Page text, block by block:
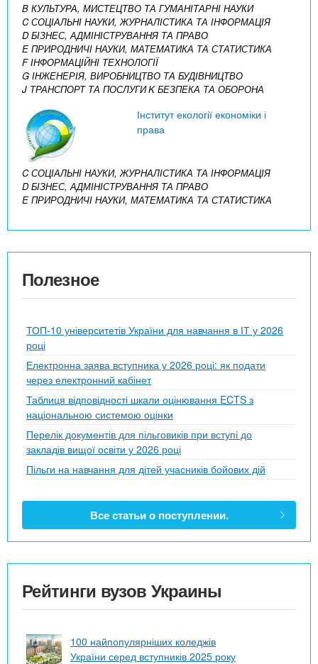
B КУЛЬТУРА, МИСТЕЦТВО ТА ГУМАНІТАРНІ НАУКИ
C СОЦІАЛЬНІ НАУКИ, ЖУРНАЛІСТИКА ТА ІНФОРМАЦІЯ
D БІЗНЕС, АДМІНІСТРУВАННЯ ТА ПРАВО
E ПРИРОДНИЧІ НАУКИ, МАТЕМАТИКА ТА СТАТИСТИКА
F ІНФОРМАЦІЙНІ ТЕХНОЛОГІЇ
G ІНЖЕНЕРІЯ, ВИРОБНИЦТВО ТА БУДІВНИЦТВО
J ТРАНСПОРТ ТА ПОСЛУГИK БЕЗПЕКА ТА ОБОРОНА
Інститут екології економіки і
права
C СОЦІАЛЬНІ НАУКИ, ЖУРНАЛІСТИКА ТА ІНФОРМАЦІЯ
D БІЗНЕС, АДМІНІСТРУВАННЯ ТА ПРАВО
E ПРИРОДНИЧІ НАУКИ, МАТЕМАТИКА ТА СТАТИСТИКА
Полезное
ТОП-10 університетів України для навчання в ІТ у 2026
році
Електронна заява вступника у 2026 році: як подати
через електронний кабінет
Таблиця відповідності шкали оцінювання ECTS з
національною системою оцінки
Перелік документів для пільговиків при вступі до
закладів вищої освіти у 2026 році
Пільги на навчання для дітей учасників бойових дій
Все статьи о поступлении.
Рейтинги вузов Украины
100 найпопулярніших коледжів
України серед вступників 2025 року